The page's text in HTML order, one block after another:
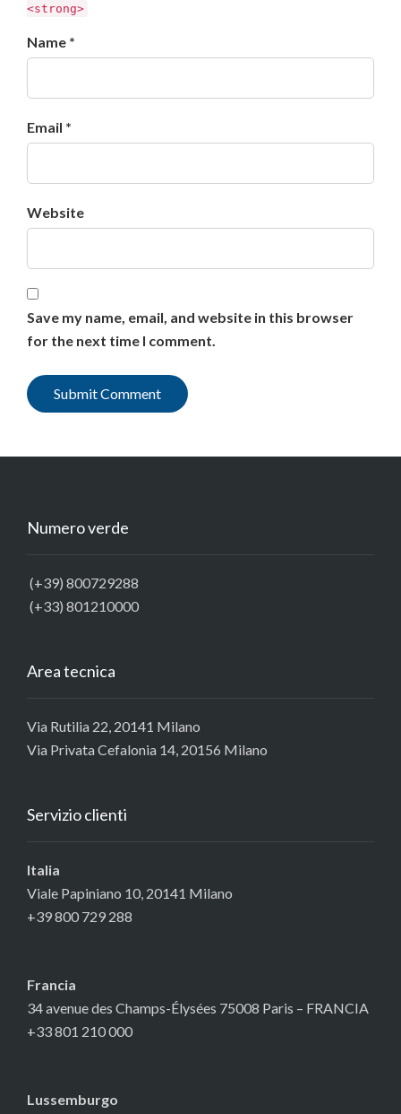
<strong>
Name *
Email *
Website
Save my name, email, and website in this browser
for the next time I comment.
Numero verde
(+39) 800729288
(+33) 801210000
Area tecnica
Via Rutilia 22, 20141 Milano
Via Privata Cefalonia 14, 20156 Milano
Servizio clienti
Italia
Viale Papiniano 10, 20141 Milano
+39 800 729 288
Francia
34 avenue des Champs-Élysées 75008 Paris – FRANCIA
+33 801 210 000
Lussemburgo